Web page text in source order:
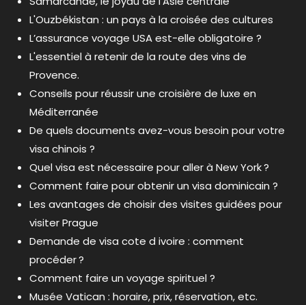
L'Ouzbékistan : un pays à la croisée des cultures
L’assurance voyage USA est-elle obligatoire ?
L'essentiel à retenir de la route des vins de
Provence.
Conseils pour réussir une croisière de luxe en
Méditerranée
De quels documents avez-vous besoin pour votre
visa chinois ?
Quel visa est nécessaire pour aller à New York ?
Comment faire pour obtenir un visa dominicain ?
Les avantages de choisir des visites guidées pour
visiter Prague
Demande de visa cote d ivoire : comment
procéder ?
Comment faire un voyage spirituel ?
Musée Vatican : horaire, prix, réservation, etc.